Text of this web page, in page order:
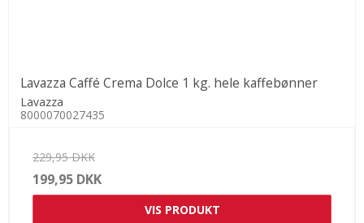
Lavazza Caffé Crema Dolce 1 kg. hele kaffebønner
Lavazza
8000070027435
229,95 DKK
199,95 DKK
VIS PRODUKT